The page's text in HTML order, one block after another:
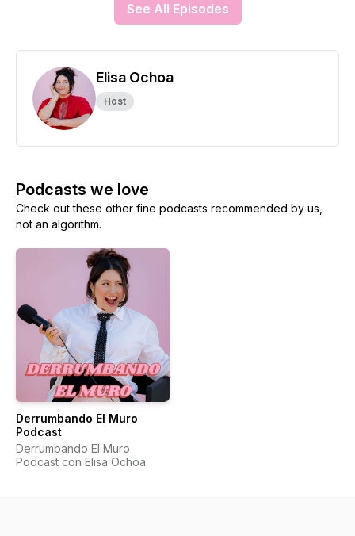
See All Episodes
Elisa Ochoa
Host
Podcasts we love
Check out these other fine podcasts recommended by us,
not an algorithm.
Derrumbando El Muro
Podcast
Derrumbando El Muro
Podcast con Elisa Ochoa